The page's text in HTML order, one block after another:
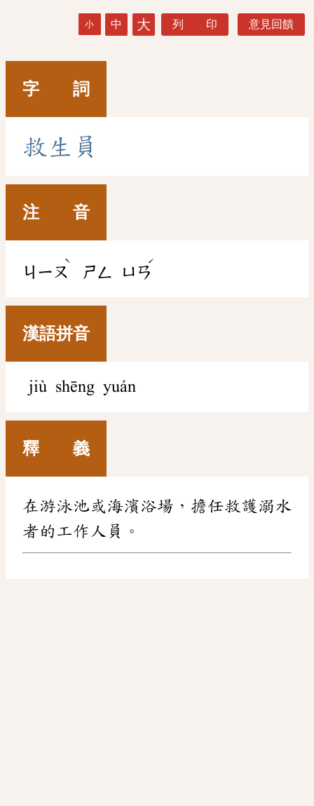
小 中 大 列 印 意見回饋
字 詞
救 生 員
注 音
ㄐㄧㄡ
ˋ
ㄕㄥ ㄩㄢ
ˊ
漢語拼音
jiù shēng yuán
釋 義
在游泳池或海濱浴場，擔任救護溺水
者的工作人員。